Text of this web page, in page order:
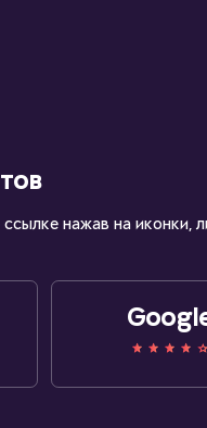
нажав на иконки,